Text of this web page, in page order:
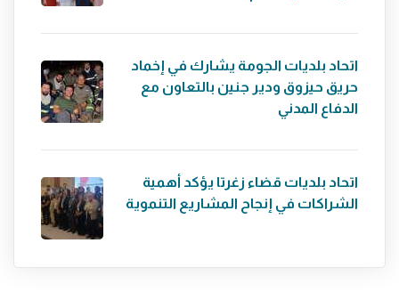
اتحاد بلديات الجومة يشارك في إخماد
حريق حيزوق ودير جنين بالتعاون مع
الدفاع المدني
اتحاد بلديات قضاء زغرتا يؤكد أهمية
الشراكات في إنجاح المشاريع التنموية